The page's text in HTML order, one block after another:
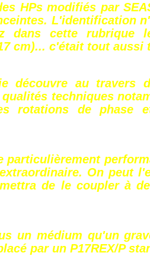
HPs modifiés par
L'identification
dans cette rubrique
cm)... c'était tout aussi
découvre au travers
techniques
rotations de phase
particulièrement
On peut
de le coupler à
un médium qu'un
par un P17REX/P